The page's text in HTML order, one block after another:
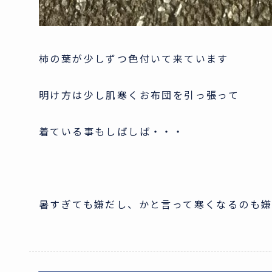
柿の葉が少しずつ色付いて来ています
明け方は少し肌寒くお布団を引っ張って
着ている事もしばしば・・・
暑すぎても嫌だし、かと言って寒くなる